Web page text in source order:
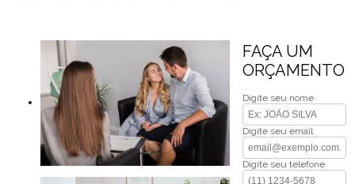
FAÇA UM
ORÇAMENTO
Digite seu nome
Digite seu email
Digite seu telefone